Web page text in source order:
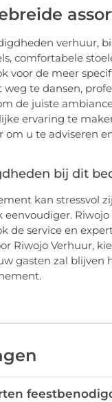
verhuur,
comfortabele
voor de meer
te dansen,
de juiste
ervaring te
u te adviseren
bij dit
kan stressvol
de service en
Riwojo Verhuur,
gasten zal blijven